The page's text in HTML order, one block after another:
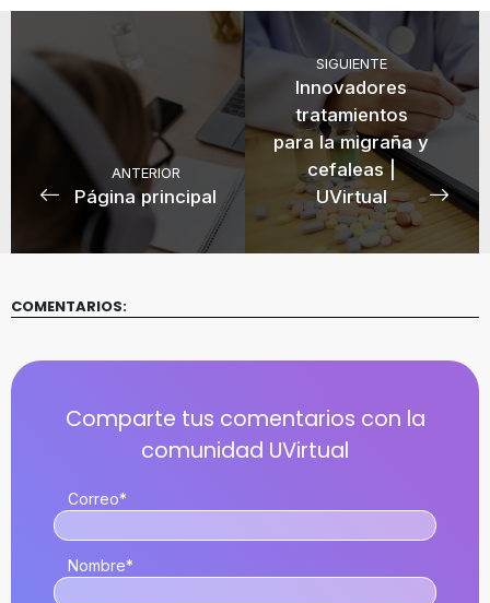
ANTERIOR
Página principal
SIGUIENTE
Innovadores
tratamientos
para la migraña y
cefaleas |
UVirtual
COMENTARIOS:
Correo*
Nombre*